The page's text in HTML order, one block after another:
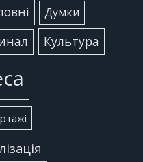
Думки
Культура